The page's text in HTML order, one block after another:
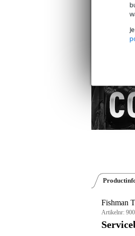
Fishman
Artikelnr: